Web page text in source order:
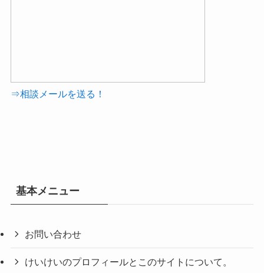
⇒相談メールを送る！
基本メニュー
お問い合わせ
けいけいのプロフィールとこのサイトについて。